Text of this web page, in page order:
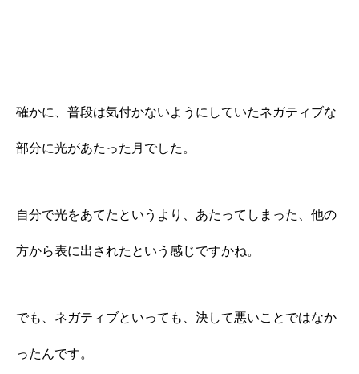
確かに、普段は気付かないようにしていたネガティブな
部分に光があたった月でした。
自分で光をあてたというより、あたってしまった、他の
方から表に出されたという感じですかね。
でも、ネガティブといっても、決して悪いことではなか
ったんです。